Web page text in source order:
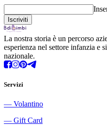
La nostra storia è un percorso
esperienza nel settore infanzia e
nazionale.
Servizi
― Volantino
― Gift Card